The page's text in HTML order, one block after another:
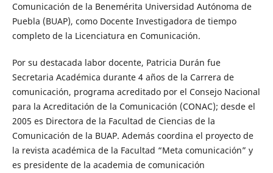
Comunicación de la Benemérita Universidad Autónoma de
Puebla (BUAP), como Docente Investigadora de tiempo
completo de la Licenciatura en Comunicación.
Por su destacada labor docente, Patricia Durán fue
Secretaria Académica durante 4 años de la Carrera de
comunicación, programa acreditado por el Consejo Nacional
para la Acreditación de la Comunicación (CONAC); desde el
2005 es Directora de la Facultad de Ciencias de la
Comunicación de la BUAP. Además coordina el proyecto de
la revista académica de la Facultad “Meta comunicación” y
es presidente de la academia de comunicación